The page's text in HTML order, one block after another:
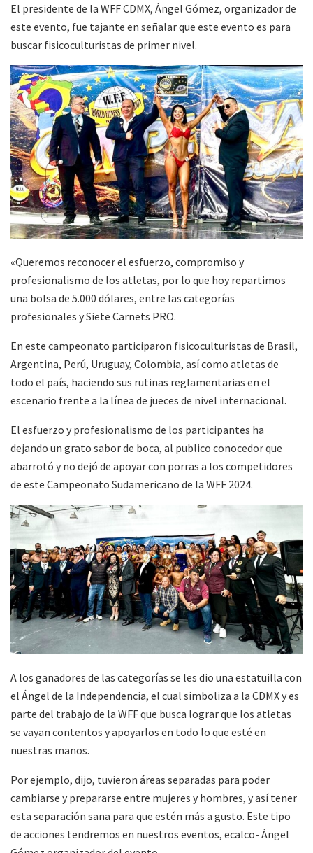
El presidente de la WFF CDMX, Ángel Gómez, organizador de
este evento, fue tajante en señalar que este evento es para
buscar fisicoculturistas de primer nivel.
«Queremos reconocer el esfuerzo, compromiso y
profesionalismo de los atletas, por lo que hoy repartimos
una bolsa de 5.000 dólares, entre las categorías
profesionales y Siete Carnets PRO.
En este campeonato participaron fisicoculturistas de Brasil,
Argentina, Perú, Uruguay, Colombia, así como atletas de
todo el país, haciendo sus rutinas reglamentarias en el
escenario frente a la línea de jueces de nivel internacional.
El esfuerzo y profesionalismo de los participantes ha
dejando un grato sabor de boca, al publico conocedor que
abarrotó y no dejó de apoyar con porras a los competidores
de este Campeonato Sudamericano de la WFF 2024.
A los ganadores de las categorías se les dio una estatuilla con
el Ángel de la Independencia, el cual simboliza a la CDMX y es
parte del trabajo de la WFF que busca lograr que los atletas
se vayan contentos y apoyarlos en todo lo que esté en
nuestras manos.
Por ejemplo, dijo, tuvieron áreas separadas para poder
cambiarse y prepararse entre mujeres y hombres, y así tener
esta separación sana para que estén más a gusto. Este tipo
de acciones tendremos en nuestros eventos, ecalco- Ángel